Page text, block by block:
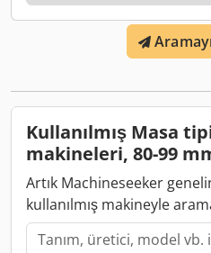
Kullanılmış Masa
makineleri, 80-99
Artık Machineseeker
kullanılmış makineyle